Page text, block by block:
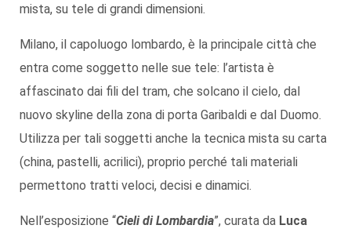
mista, su tele di grandi dimensioni.
Milano, il capoluogo lombardo, è la principale città che
entra come soggetto nelle sue tele: l’artista è
affascinato dai fili del tram, che solcano il cielo, dal
nuovo skyline della zona di porta Garibaldi e dal Duomo.
Utilizza per tali soggetti anche la tecnica mista su carta
(china, pastelli, acrilici), proprio perché tali materiali
permettono tratti veloci, decisi e dinamici.
Nell’esposizione “Cieli di Lombardia”, curata da Luca